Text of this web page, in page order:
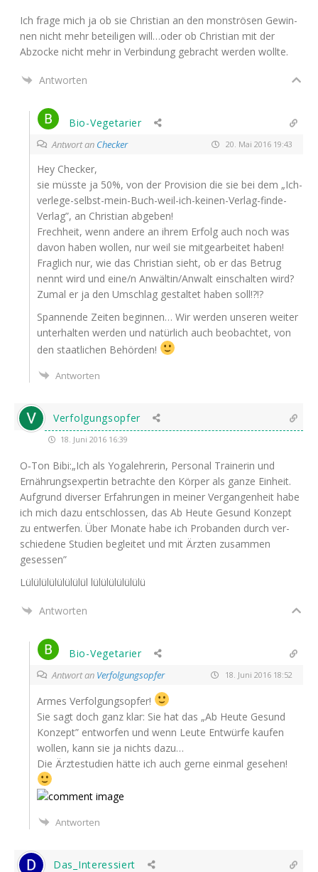
Ich fra­ge mich ja ob sie Chris­ti­an an den mons­trö­sen Gewin­
nen nicht mehr betei­li­gen will…oder ob Chris­ti­an mit der
Abzo­cke nicht mehr in Ver­bin­dung gebracht wer­den wollte.
Antworten
Bio-Vegetarier
Antwort an Checker 20. Mai 2016 19:43
Hey Che­cker,
sie müss­te ja 50%, von der Pro­vi­si­on die sie bei dem „Ich-
ver­le­ge-selbst-mein-Buch-weil-ich-kei­nen-Ver­lag-fin­de-
Ver­lag”, an Chris­ti­an abgeben!
Frech­heit, wenn ande­re an ihrem Erfolg auch noch was
davon haben wol­len, nur weil sie mit­ge­ar­bei­tet haben!
Frag­lich nur, wie das Chris­ti­an sieht, ob er das Betrug
nennt wird und eine/n Anwältin/Anwalt ein­schal­ten wird?
Zumal er ja den Umschlag gestal­tet haben soll!?!?
Span­nen­de Zei­ten begin­nen… Wir wer­den unse­ren wei­ter
unter­hal­ten wer­den und natür­lich auch beob­ach­tet, von
den staat­li­chen Behörden!
Antworten
Verfolgungsopfer
18. Juni 2016 16:39
O‑Ton Bibi:„Ich als Yoga­leh­re­rin, Per­so­nal Trai­ne­rin und
Ernäh­rungs­exper­tin betrach­te den Kör­per als gan­ze Ein­heit.
Auf­grund diver­ser Erfah­run­gen in mei­ner Ver­gan­gen­heit habe
ich mich dazu ent­schlos­sen, das Ab Heu­te Gesund Kon­zept
zu ent­wer­fen. Über Mona­te habe ich Pro­ban­den durch ver­
schie­de­ne Stu­di­en beglei­tet und mit Ärz­ten zusam­men
gesessen”
Lülülülülülülülül lülülülülülülü
Antworten
Bio-Vegetarier
Antwort an Verfolgungsopfer 18. Juni 2016 18:52
Armes Ver­fol­gungs­op­fer!
Sie sagt doch ganz klar: Sie hat das „Ab Heu­te Gesund
Kon­zept” ent­wor­fen und wenn Leu­te Ent­wür­fe kau­fen
wol­len, kann sie ja nichts dazu…
Die Ärz­te­stu­di­en hät­te ich auch ger­ne ein­mal gesehen!
Antworten
Das_Interessiert